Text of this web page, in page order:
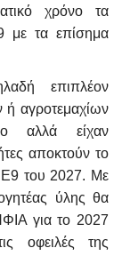
χρόνο τα
με τα επίσημα
επιπλέον
ή αγροτεμαχίων
αλλά είχαν
αποκτούν το
Ε9 του 2027. Με
ύλης θα
για το 2027
οφειλές της